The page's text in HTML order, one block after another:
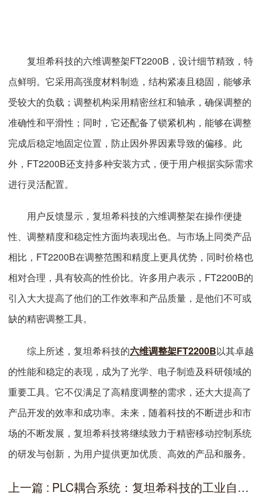
复坦希科技的六维调整架FT2200B，设计细节精致，特
点鲜明。它采用高强度材料制造，结构紧凑且稳固，能够承
受较大的负载；调整机构采用精密丝杠和轴承，确保调整的
准确性和平滑性；同时，它还配备了锁紧机构，能够在调整
完成后稳定地固定位置，防止因外界因素导致的偏移。此
外，FT2200B还支持多种安装方式，便于用户根据实际需求
进行灵活配置。
用户反馈显示，复坦希科技的六维调整架在操作便捷
性、调整精度和稳定性方面均表现出色。与市场上同类产品
相比，FT2200B在调整范围和精度上更具优势，同时价格也
相对合理，具有较高的性价比。许多用户表示，FT2200B的
引入大大提高了他们的工作效率和产品质量，是他们不可或
缺的精密调整工具。
综上所述，复坦希科技的六维调整架FT2200B以其卓越
的性能和稳定的表现，成为了光学、电子制造及科研领域的
重要工具。它不仅满足了高精度调整的需求，还大大提高了
产品开发的效率和成功率。未来，随着科技的不断进步和市
场的不断发展，复坦希科技将继续致力于精密移动控制系统
的研发与创新，为用户提供更加优质、高效的产品和服务。
上一篇 : PLC耦合系统：复坦希科技的工业自动化解决方案